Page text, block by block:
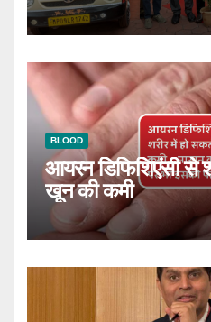
BLOOD
आयरन डिफिशिएंसी से
खून की कमी